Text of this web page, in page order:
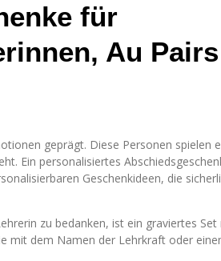
für
Au Pairs
geprägt. Diese Personen spielen
Ein personalisiertes
Geschenkideen, die
zu bedanken, ist ein graviertes Set
mit dem Namen der Lehrkraft oder